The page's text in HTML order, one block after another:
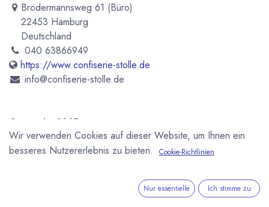
Brödermannsweg 61 (Büro)
22453 Hamburg
Deutschland
040 63866949
https://www.confiserie-stolle.de
info@confiserie-stolle.de
Gegründet 2007
Newsletter
Abonnieren
Wir verwenden Cookies auf dieser Website, um Ihnen ein
besseres Nutzererlebnis zu bieten.
Cookie-Richtlinien
Nur essentielle Ich stimme zu